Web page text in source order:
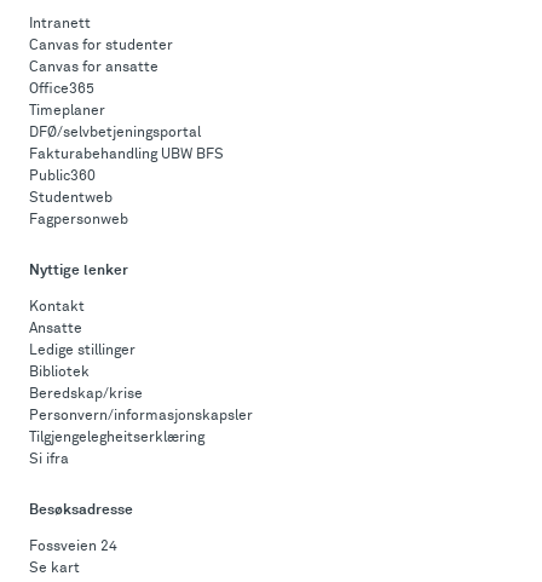
Intranett
Canvas for studenter
Canvas for ansatte
Office365
Timeplaner
DFØ/selvbetjeningsportal
Fakturabehandling UBW BFS
Public360
Studentweb
Fagpersonweb
Nyttige lenker
Kontakt
Ansatte
Ledige stillinger
Bibliotek
Beredskap/krise
Personvern/informasjonskapsler
Tilgjengelegheitserklæring
Si ifra
Besøksadresse
Fossveien 24
Se kart